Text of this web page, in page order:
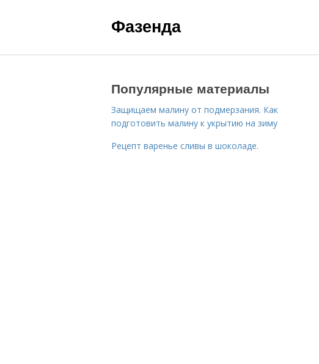
Фазенда
Популярные материалы
Защищаем малину от подмерзания. Как
подготовить малину к укрытию на зиму
Рецепт варенье сливы в шоколаде.